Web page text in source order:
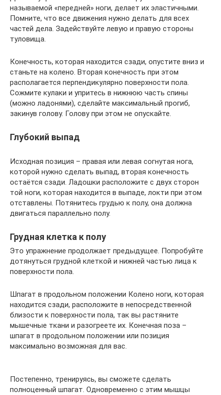
называемой «передней» ноги, делает их эластичными.
Помните, что все движения нужно делать для всех
частей дела. Задействуйте левую и правую стороны
туловища.
Конечность, которая находится сзади, опустите вниз и
станьте на колено. Вторая конечность при этом
располагается перпендикулярно поверхности пола.
Сожмите кулаки и упритесь в нижнюю часть спины
(можно ладонями), сделайте максимальный прогиб,
закинув голову. Голову при этом не опускайте.
Глубокий выпад
Исходная позиция – правая или левая согнутая нога,
которой нужно сделать выпад, вторая конечность
остаётся сзади. Ладошки расположите с двух сторон
той ноги, которая находится в выпаде, локти при этом
отставлены. Потянитесь грудью к полу, она должна
двигаться параллельно полу.
Грудная клетка к полу
Это упражнение продолжает предыдущее. Попробуйте
дотянуться грудной клеткой и нижней частью лица к
поверхности пола.
Шпагат в продольном положении Колено ноги, которая
находится сзади, расположите в непосредственной
близости к поверхности пола, так вы растяните
мышечные ткани и разогреете их. Конечная поза –
шпагат в продольном положении или позиция
максимально возможная для вас.
Постепенно, тренируясь, вы сможете сделать
полноценный шпагат. Одновременно с этим мышцы